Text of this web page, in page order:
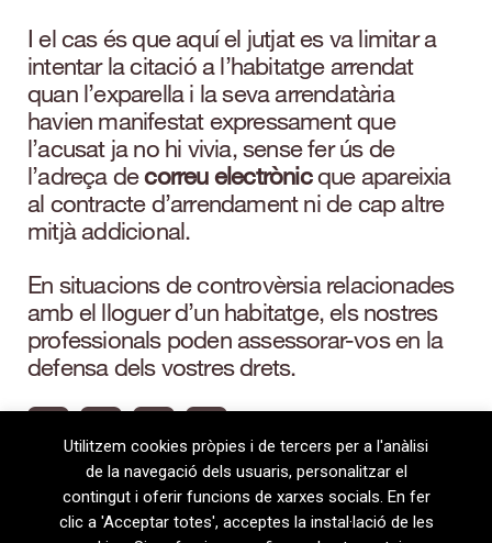
I el cas és que aquí el jutjat es va limitar a
intentar la citació a l’habitatge arrendat
quan l’exparella i la seva arrendatària
havien manifestat expressament que
l’acusat ja no hi vivia, sense fer ús de
l’adreça decorreu electrònicque apareixia
al contracte d’arrendament ni de cap altre
mitjà addicional.
En situacions de controvèrsia relacionades
amb el lloguer d’un habitatge, els nostres
professionals poden assessorar-vos en la
defensa dels vostres drets.
Utilitzem cookies pròpies i de tercers per a l'anàlisi
de la navegació dels usuaris, personalitzar el
contingut i oferir funcions de xarxes socials. En fer
clic a 'Acceptar totes', acceptes la instal·lació de les